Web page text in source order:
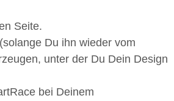
Seite.
Du ihn wieder vom
unter der Du Dein Design
bei Deinem